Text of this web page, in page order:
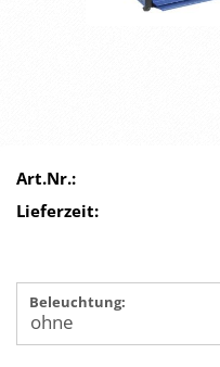
Art.Nr.:
Lieferzeit:
Beleuchtung: